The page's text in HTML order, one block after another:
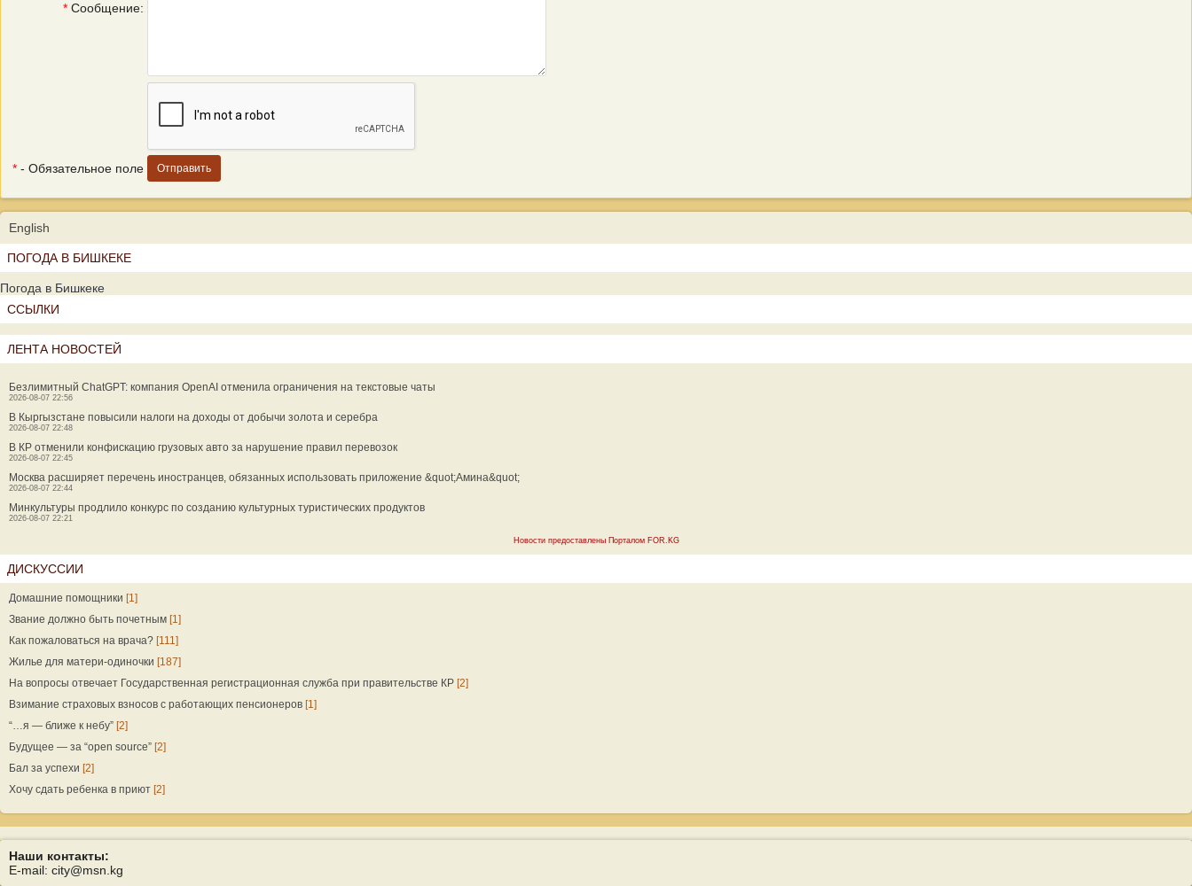
* Сообщение:
* - Обязательное поле
English
ПОГОДА В БИШКЕКЕ
Погода в Бишкеке
ССЫЛКИ
ЛЕНТА НОВОСТЕЙ
Безлимитный ChatGPT: компания OpenAI отменила ограничения на текстовые чаты
2026-08-07 22:56
В Кыргызстане повысили налоги на доходы от добычи золота и серебра
2026-08-07 22:48
В КР отменили конфискацию грузовых авто за нарушение правил перевозок
2026-08-07 22:45
Москва расширяет перечень иностранцев, обязанных использовать приложение &quot;Амина&quot;
2026-08-07 22:44
Минкультуры продлило конкурс по созданию культурных туристических продуктов
2026-08-07 22:21
Новости предоставлены Порталом FOR.KG
ДИСКУССИИ
Домашние помощники [1]
Звание должно быть почетным [1]
Как пожаловаться на врача? [111]
Жилье для матери-одиночки [187]
На вопросы отвечает Государственная регистрационная служба при правительстве КР [2]
Взимание страховых взносов с работающих пенсионеров [1]
“…я — ближе к небу” [2]
Будущее — за “open source” [2]
Бал за успехи [2]
Хочу сдать ребенка в приют [2]
Наши контакты:
E-mail: city@msn.kg